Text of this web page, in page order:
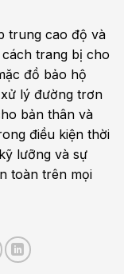
trung cao độ và
trang bị cho
đồ bảo hộ
lý đường trơn
bản thân và
điều kiện thời
lưỡng và sự
toàn trên mọi